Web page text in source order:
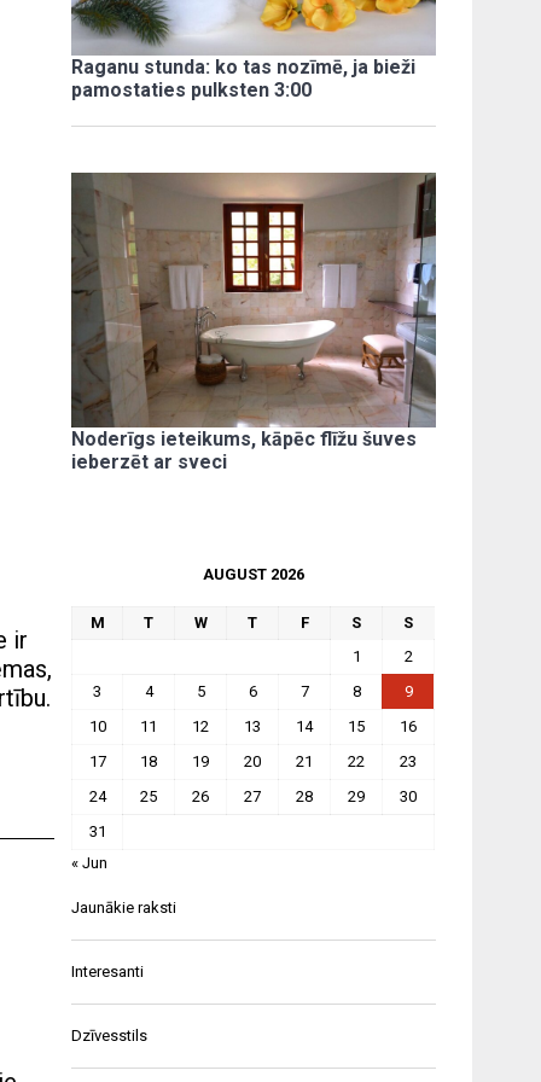
ir
Raganu stunda: ko tas nozīmē, ja bieži
pamostaties pulksten 3:00
Noderīgs ieteikums, kāpēc flīžu šuves
ieberzēt ar sveci
AUGUST 2026
M T W T F S
S
1
2
3
4 5 6 7 8
9
10
11 12 13 14 15
16
17
18 19 20 21 22
23
24
25 26 27 28 29
30
31
« Jun
Jaunākie raksti
Interesanti
Dzīvesstils